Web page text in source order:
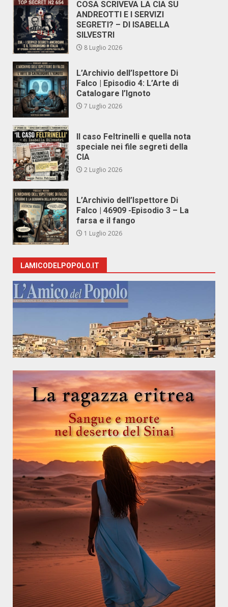
COSA SCRIVEVA LA CIA SU
ANDREOTTI E I SERVIZI
SEGRETI? – DI ISABELLA
SILVESTRI
8 Luglio 2026
L’Archivio dell’Ispettore Di
Falco | Episodio 4: L’Arte di
Catalogare l’Ignoto
7 Luglio 2026
Il caso Feltrinelli e quella nota
speciale nei file segreti della
CIA
2 Luglio 2026
L’Archivio dell’Ispettore Di
Falco | 46909 -Episodio 3 – La
farsa e il fango
1 Luglio 2026
LAMICODELPOPOLO.IT